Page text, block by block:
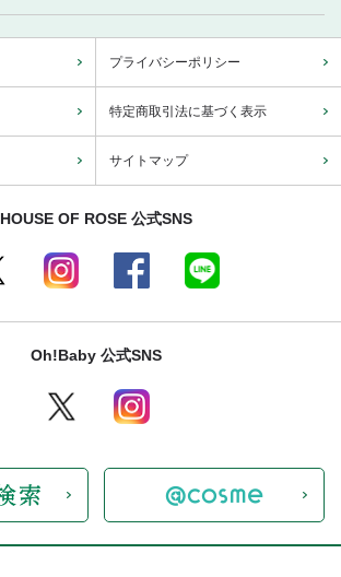
プライバシーポリシー
特定商取引法に基づく表示
サイトマップ
HOUSE OF ROSE 公式SNS
Oh!Baby 公式SNS